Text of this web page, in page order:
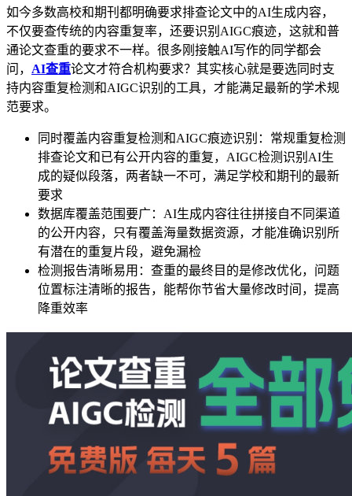
如今多数高校和期刊都明确要求排查论文中的AI生成内容，
不仅要查传统的内容重复率，还要识别AIGC痕迹，这就和普
通论文查重的要求不一样。很多刚接触AI写作的同学都会
问， AI查重论文才符合机构要求？其实核心就是要选同时支
持内容重复检测和AIGC识别的工具，才能满足最新的学术规
范要求。
同时覆盖内容重复检测和AIGC痕迹识别：常规重复检测
排查论文和已有公开内容的重复，AIGC检测识别AI生
成的疑似段落，两者缺一不可，满足学校和期刊的最新
要求
数据库覆盖范围要广：AI生成内容往往拼接自不同渠道
的公开内容，只有覆盖海量数据资源，才能准确识别所
有潜在的重复片段，避免漏检
检测报告清晰易用：查重的最终目的是修改优化，问题
位置标注清晰的报告，能帮你节省大量修改时间，提高
降重效率